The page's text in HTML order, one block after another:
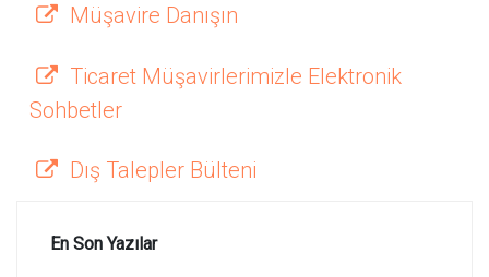
Müşavire Danışın
Ticaret Müşavirlerimizle Elektronik
Sohbetler
Dış Talepler Bülteni
En Son Yazılar